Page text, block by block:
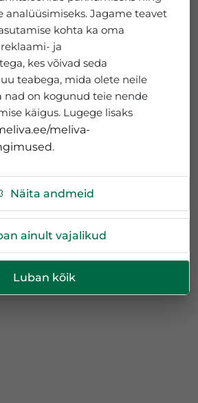
analüüsimiseks. Jagame teavet
kohta ka oma
ja
kes võivad seda
teabega, mida olete neile
nad on kogunud teie nende
käigus. Lugege lisaks
meliva-
.
Näita andmeid
ainult vajalikud
Luban kõik